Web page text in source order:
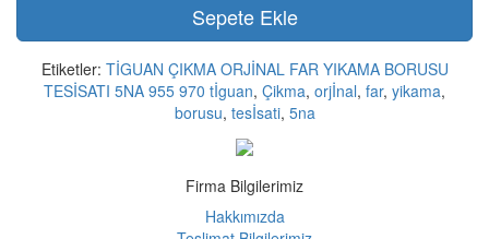
Sepete Ekle
Etiketler: TİGUAN ÇIKMA ORJİNAL FAR YIKAMA BORUSU
TESİSATI 5NA 955 970 tİguan, Çikma, orjİnal, far, yikama,
borusu, tesİsati, 5na
Firma Bilgilerimiz
Hakkımızda